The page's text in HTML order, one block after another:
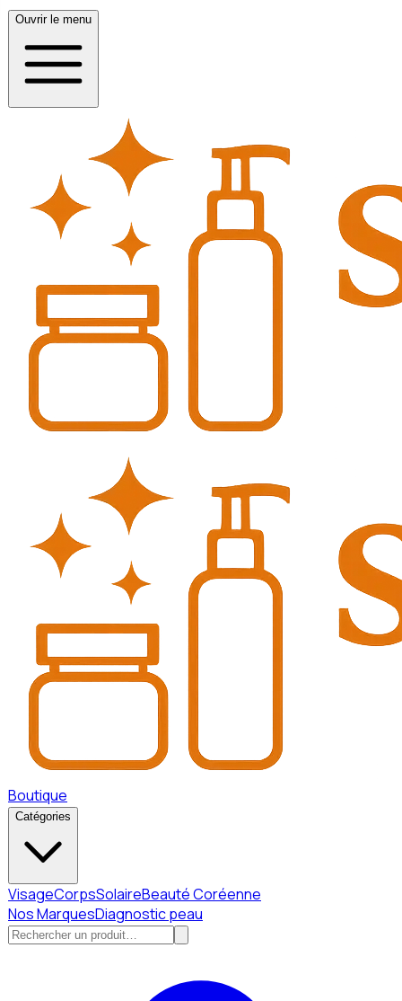
Ouvrir le menu
Boutique
Catégories
VisageCorpsSolaireBeauté Coréenne
Nos MarquesDiagnostic peau